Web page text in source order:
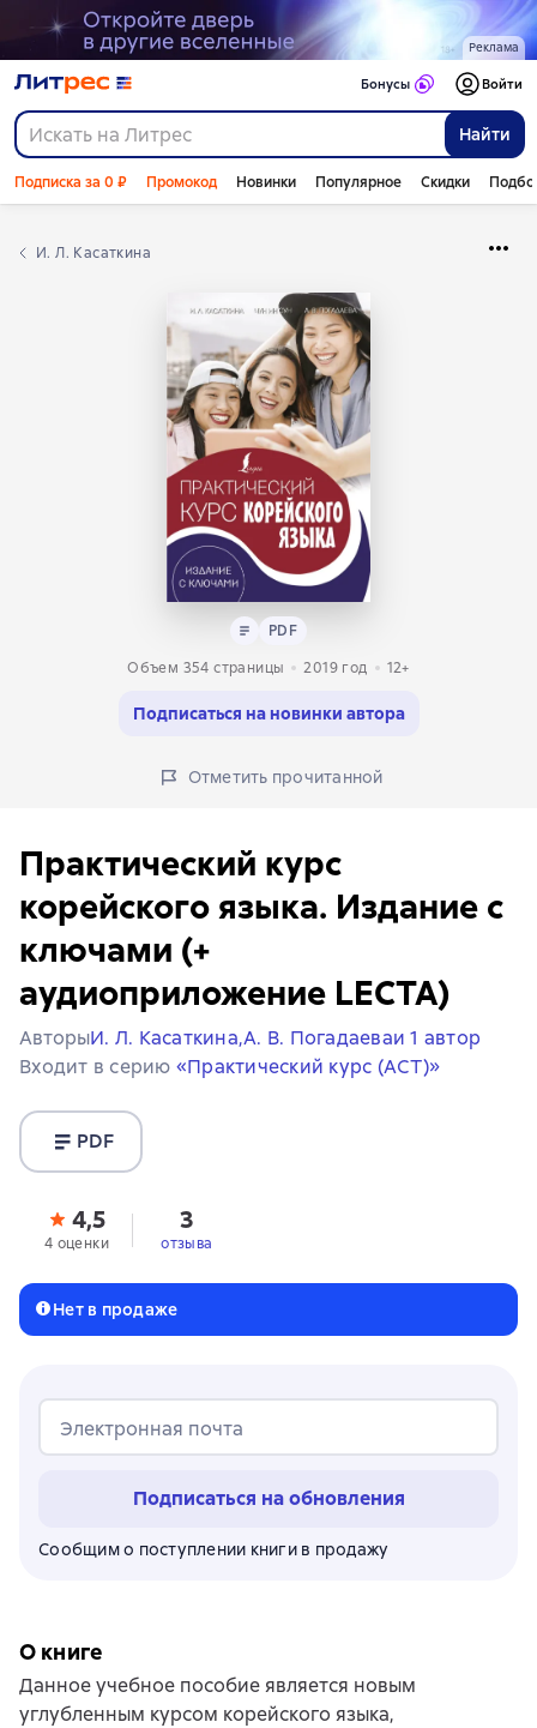
Реклама
Найти
Бонусы Войти
Подписка за 0 ₽ Промокод Новинки Популярное Скидки
И. Л. Касаткина
Текст PDF
PDF
Объем 354 страницы
2019 год 12+
Подписаться на новинки автора
Отметить прочитанной
Практический курс
корейского языка. Издание с
ключами (+
аудиоприложение LECTA)
АвторыИ. Л. Касаткина,А. В. Погадаеваи 1 автор
Входит в серию «Практический курс (АСТ)»
PDF
4,5
4 оценки
3
отзыва
Нет в продаже
Электронная почта
Подписаться на обновления
Сообщим о поступлении книги в продажу
О книге
Данное учебное пособие является новым
углубленным курсом корейского языка,